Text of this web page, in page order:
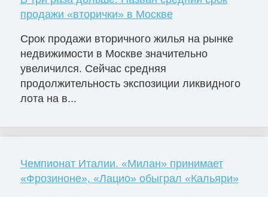
продажи «вторички» в Москве
Срок продажи вторичного жилья на рынке
недвижимости в Москве значительно
увеличился. Сейчас средняя
продолжительность экспозиции ликвидного
лота на в...
Чемпионат Италии. «Милан» принимает
«Фрозиноне», «Лацио» обыграл «Кальяри»